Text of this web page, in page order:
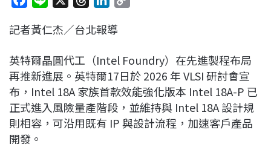
c
b
o
o
k
n
r
a
d
s
n
e
d
I
n
L
i
n
k
記者黃仁杰／台北報導
英特爾晶圓代工（Intel Foundry）在先進製程布局
再推新進展。英特爾17日於 2026 年 VLSI 研討會宣
布，Intel 18A 家族首款效能強化版本 Intel 18A-P 已
正式進入風險量產階段，並維持與 Intel 18A 設計規
則相容，可沿用既有 IP 與設計流程，加速客戶產品
開發。